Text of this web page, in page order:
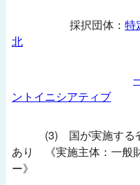
採択団体： 特
北
ントイニシアティブ
(3) 国が実施する省
あり 《実施主体：一般
ー》